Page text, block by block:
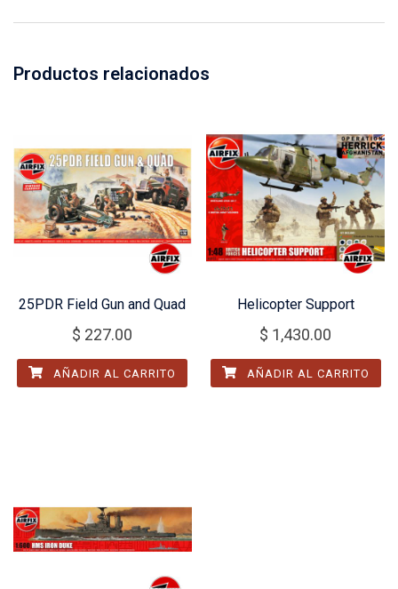
Productos relacionados
25PDR Field Gun and Quad
$ 227.00
AÑADIR AL CARRITO
Helicopter Support
$ 1,430.00
AÑADIR AL CARRITO